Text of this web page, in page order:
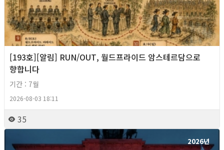
[193호][알림] RUN/OUT, 월드프라이드 암스테르담으로
향합니다
기간 : 7월
2026-08-03 18:11
35
2026년